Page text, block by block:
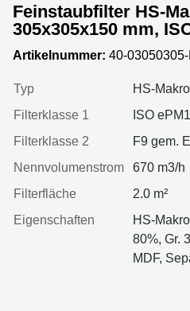
Feinstaubfilter HS-
305x305x150 mm,
80%, Rahmen: MDF,
geschäumt
Artikelnummer: 40-
Typ
HS-
Filterklasse 1
ISO
Filterklasse 2
F9 gem.
Nennvolumenstrom
670 m3/h
Filterfläche
2.0 m²
Eigenschaften
HS-
80%, Gr.
MDF,